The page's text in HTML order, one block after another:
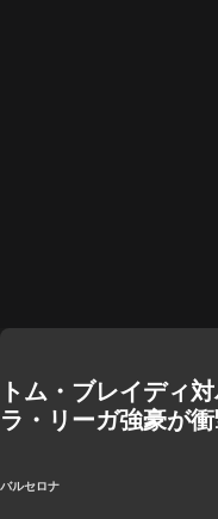
トム・ブレイディ
ラ・リーガ強豪が
バルセロナ